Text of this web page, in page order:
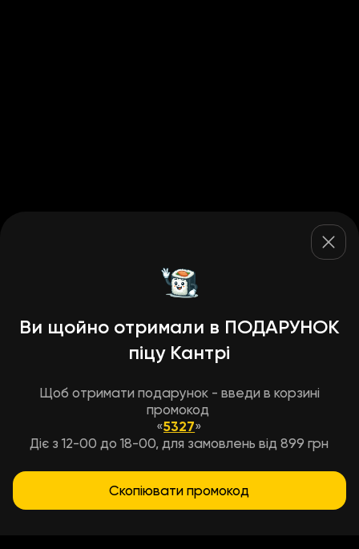
Ви щойно отримали в ПОДАРУНОК
піцу Кантрі
Щоб отримати подарунок - введи в корзині
промокод
«5327»
Діє з 12-00 до 18-00, для замовлень від 899 грн
Скопіювати промокод